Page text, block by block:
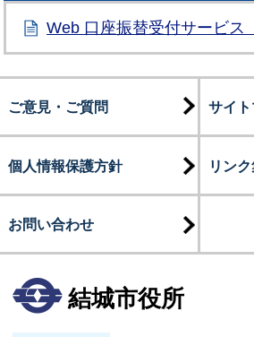
Web 口座振替受付サービス
ご意見・ご質問 サイ
個人情報保護方針 リン
お問い合わせ
結城市役所